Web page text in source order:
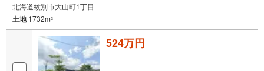
北海道紋別市大山町1丁目
土地1732m2
524万円